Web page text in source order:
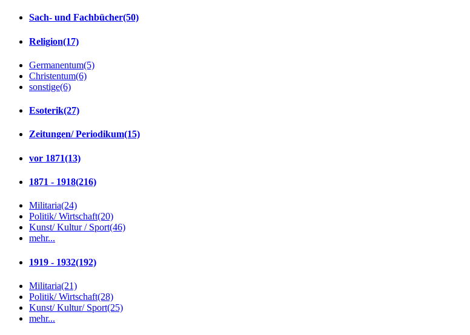
Sach- und Fachbücher(50)
Religion(17)
Germanentum(5)
Christentum(6)
sonstige(6)
Esoterik(27)
Zeitungen/ Periodikum(15)
vor 1871(13)
1871 - 1918(216)
Militaria(24)
Politik/ Wirtschaft(20)
Kunst/ Kultur / Sport(46)
mehr...
1919 - 1932(192)
Militaria(21)
Politik/ Wirtschaft(28)
Kunst/ Kultur/ Sport(25)
mehr...